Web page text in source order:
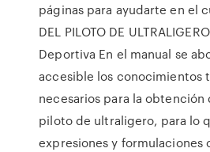
páginas para ayudarte en el
DEL PILOTO DE
Deportiva En el manual se
accesible los conocimientos
necesarios para la
piloto de ultraligero, para lo
expresiones y formulaciones